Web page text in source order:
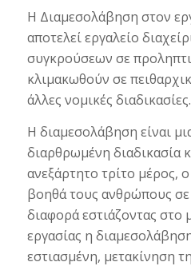
Η Διαμεσολάβηση στον
αποτελεί εργαλείο
συγκρούσεων σε
κλιμακωθούν σε
άλλες νομικές διαδικασίες.
Η διαμεσολάβηση είναι
διαρθρωμένη διαδικασία
ανεξάρτητο τρίτο μέρος,
βοηθά τους ανθρώπους σε
διαφορά εστιάζοντας
εργασίας η
εστιασμένη, μετακίνηση